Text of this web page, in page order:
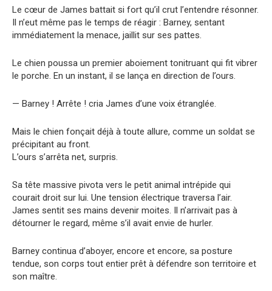
Le cœur de James battait si fort qu’il crut l’entendre résonner.
Il n’eut même pas le temps de réagir : Barney, sentant
immédiatement la menace, jaillit sur ses pattes.
Le chien poussa un premier aboiement tonitruant qui fit vibrer
le porche. En un instant, il se lança en direction de l’ours.
— Barney ! Arrête ! cria James d’une voix étranglée.
Mais le chien fonçait déjà à toute allure, comme un soldat se
précipitant au front.
L’ours s’arrêta net, surpris.
Sa tête massive pivota vers le petit animal intrépide qui
courait droit sur lui. Une tension électrique traversa l’air.
James sentit ses mains devenir moites. Il n’arrivait pas à
détourner le regard, même s’il avait envie de hurler.
Barney continua d’aboyer, encore et encore, sa posture
tendue, son corps tout entier prêt à défendre son territoire et
son maître.